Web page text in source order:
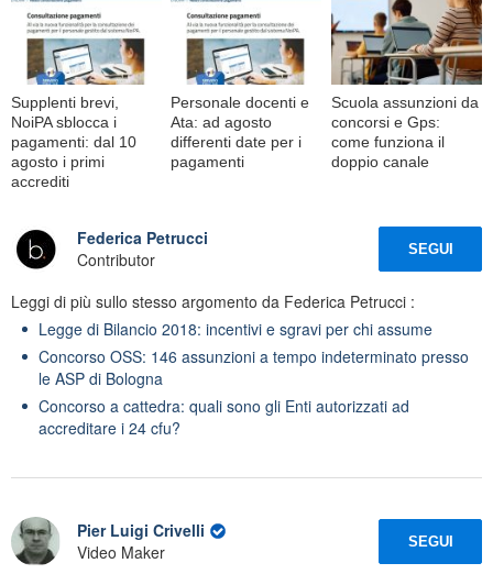
Supplenti brevi,
NoiPA sblocca i
pagamenti: dal 10
agosto i primi
accrediti
Personale docenti e
Ata: ad agosto
differenti date per i
pagamenti
Scuola assunzioni da
concorsi e Gps:
come funziona il
doppio canale
Federica Petrucci
Contributor
SEGUI
Leggi di più sullo stesso argomento da Federica Petrucci :
Legge di Bilancio 2018: incentivi e sgravi per chi assume
Concorso OSS: 146 assunzioni a tempo indeterminato presso
le ASP di Bologna
Concorso a cattedra: quali sono gli Enti autorizzati ad
accreditare i 24 cfu?
Pier Luigi Crivelli
Video Maker
SEGUI